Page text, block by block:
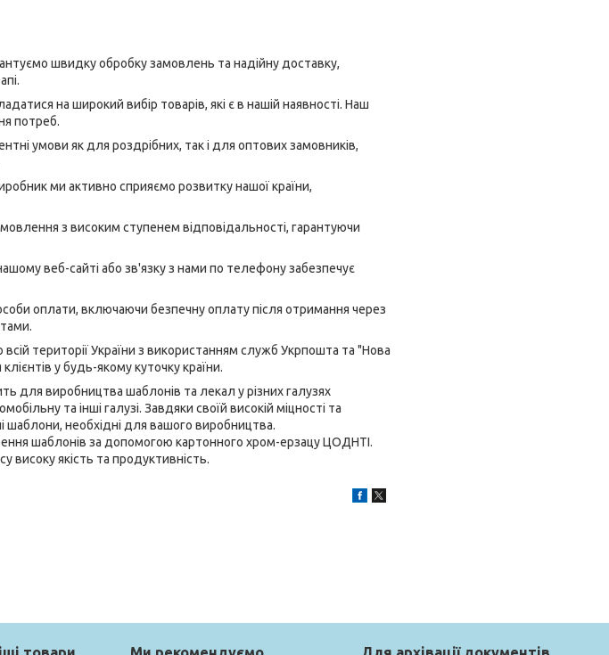
швидку обробку замовлень та надійну доставку,
на широкий вибір товарів, які є в нашій наявності. Наш
потреб.
умови як для роздрібних, так і для оптових замовників,
ми активно сприяємо розвитку нашої країни,
з високим ступенем відповідальності, гарантуючи
веб-сайті або зв'язку з нами по телефону забезпечує
оплати, включаючи безпечну оплату після отримання через
території України з використанням служб Укрпошта та "Нова
у будь-якому куточку країни.
для виробництва шаблонів та лекал у різних галузях
та інші галузі. Завдяки своїй високій міцності та
шаблони, необхідні для вашого виробництва.
шаблонів за допомогою картонного хром-ерзацу ЦОДНТІ.
високу якість та продуктивність.